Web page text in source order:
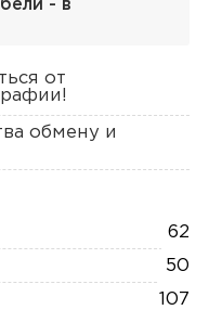
- в
от
обмену и
62
50
107